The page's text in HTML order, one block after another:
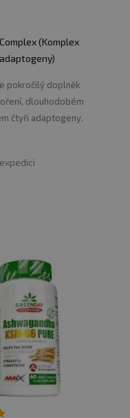
(Komplex
pokročilý doplněk
dlouhodobém
čtyři adaptogeny.